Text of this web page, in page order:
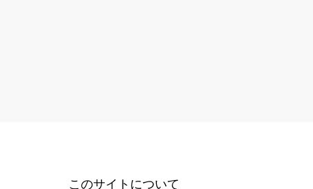
このサイトについて